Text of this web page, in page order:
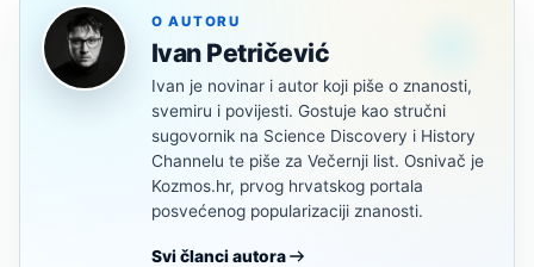
O AUTORU
Ivan Petričević
Ivan je novinar i autor koji piše o znanosti,
svemiru i povijesti. Gostuje kao stručni
sugovornik na Science Discovery i History
Channelu te piše za Večernji list. Osnivač je
Kozmos.hr, prvog hrvatskog portala
posvećenog popularizaciji znanosti.
Svi članci autora